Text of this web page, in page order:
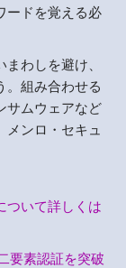
ードを覚える必
わしを避け、
。組み合わせる
サムウェアなど
メンロ・セキュ
ついて詳しくは
要素認証を突破